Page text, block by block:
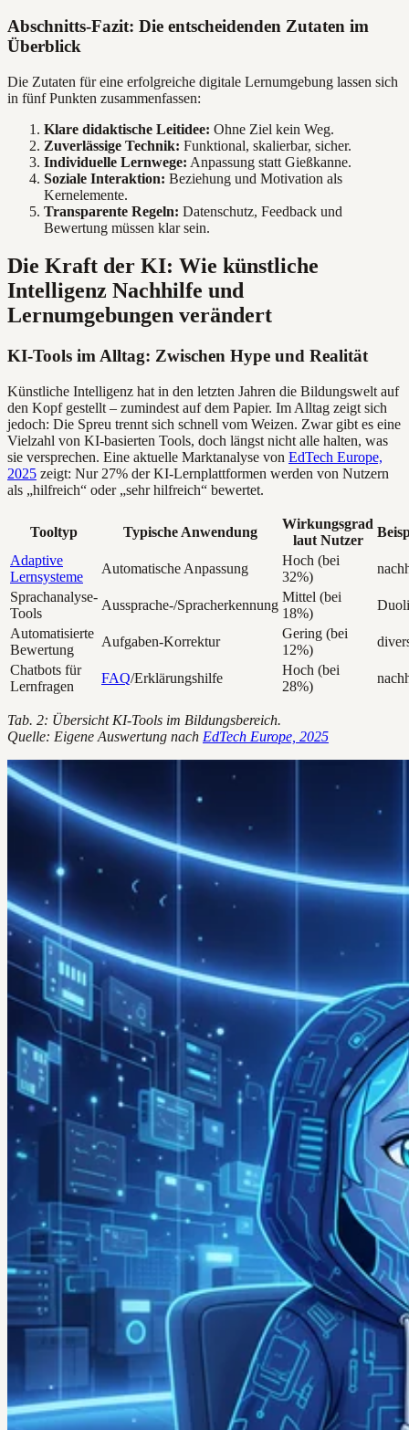
Abschnitts-Fazit: Die entscheidenden Zutaten im
Überblick
Die Zutaten für eine erfolgreiche digitale Lernumgebung lassen sich
in fünf Punkten zusammenfassen:
Klare didaktische Leitidee: Ohne Ziel kein Weg.
Zuverlässige Technik: Funktional, skalierbar, sicher.
Individuelle Lernwege: Anpassung statt Gießkanne.
Soziale Interaktion: Beziehung und Motivation als
Kernelemente.
Transparente Regeln: Datenschutz, Feedback und
Bewertung müssen klar sein.
Die Kraft der KI: Wie künstliche
Intelligenz Nachhilfe und
Lernumgebungen verändert
KI-Tools im Alltag: Zwischen Hype und Realität
Künstliche Intelligenz hat in den letzten Jahren die Bildungswelt auf
den Kopf gestellt – zumindest auf dem Papier. Im Alltag zeigt sich
jedoch: Die Spreu trennt sich schnell vom Weizen. Zwar gibt es eine
Vielzahl von KI-basierten Tools, doch längst nicht alle halten, was
sie versprechen. Eine aktuelle Marktanalyse von EdTech Europe,
2025 zeigt: Nur 27% der KI-Lernplattformen werden von Nutzern
als „hilfreich“ oder „sehr hilfreich“ bewertet.
Tooltyp Typische Anwendung
Wirkungsgrad
laut Nutzer
Adaptive
Lernsysteme
Automatische Anpassung
Hoch (bei
32%)
Sprachanalyse-
Tools
Aussprache-/Spracherkennung
Mittel (bei
18%)
Automatisierte
Bewertung
Aufgaben-Korrektur
Gering (bei
12%)
Chatbots für
Lernfragen
FAQ/Erklärungshilfe
Hoch (bei
28%)
Tab. 2: Übersicht KI-Tools im Bildungsbereich.
Quelle: Eigene Auswertung nach EdTech Europe, 2025